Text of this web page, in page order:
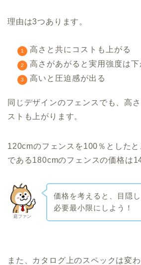
理由は3つあります。
高さと共にコストも上がる
高さがあがると実用強度は下
高いと圧迫感が出る
同じデザインのフェンスでも、高
ストも上がります。
120cmのフェンスを100％とした
である180cmのフェンスの価格は
庭ファン
価格を考えると、目隠
必要最小限にしよう！
また、カタログ上のスペックは変